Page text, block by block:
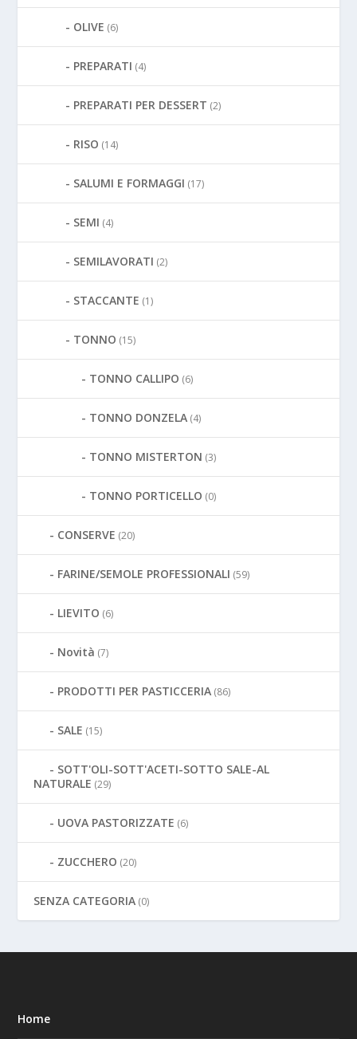
OLIVE (6)
PREPARATI (4)
PREPARATI PER DESSERT (2)
RISO (14)
SALUMI E FORMAGGI (17)
SEMI (4)
SEMILAVORATI (2)
STACCANTE (1)
TONNO (15)
TONNO CALLIPO (6)
TONNO DONZELA (4)
TONNO MISTERTON (3)
TONNO PORTICELLO (0)
CONSERVE (20)
FARINE/SEMOLE PROFESSIONALI (59)
LIEVITO (6)
Novità (7)
PRODOTTI PER PASTICCERIA (86)
SALE (15)
SOTT'OLI-SOTT'ACETI-SOTTO SALE-AL
NATURALE (29)
UOVA PASTORIZZATE (6)
ZUCCHERO (20)
SENZA CATEGORIA (0)
Home